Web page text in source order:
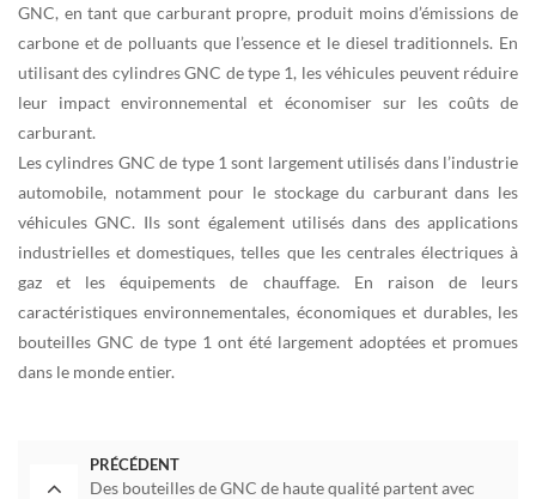
GNC, en tant que carburant propre, produit moins d’émissions de
carbone et de polluants que l’essence et le diesel traditionnels. En
utilisant des cylindres GNC de type 1, les véhicules peuvent réduire
leur impact environnemental et économiser sur les coûts de
carburant.
Les cylindres GNC de type 1 sont largement utilisés dans l’industrie
automobile, notamment pour le stockage du carburant dans les
véhicules GNC. Ils sont également utilisés dans des applications
industrielles et domestiques, telles que les centrales électriques à
gaz et les équipements de chauffage. En raison de leurs
caractéristiques environnementales, économiques et durables, les
bouteilles GNC de type 1 ont été largement adoptées et promues
dans le monde entier.
PRÉCÉDENT
Des bouteilles de GNC de haute qualité partent avec